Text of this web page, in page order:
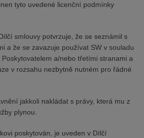
tyto uvedené licenční podmínky
smlouvy potvrzuje, že se seznámil s
a že se zavazuje používat SW v souladu
a/nebo třetími stranami a
v rozsahu nezbytně nutném pro řádné
jakkoli nakládat s právy, která mu z
plynou.
poskytován, je uveden v Dílčí